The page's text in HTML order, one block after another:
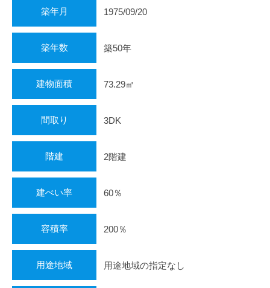
築年月 1975/09/20
築年数 築50年
建物面積 73.29㎡
間取り 3DK
階建 2階建
建ぺい率 60％
容積率 200％
用途地域 用途地域の指定なし